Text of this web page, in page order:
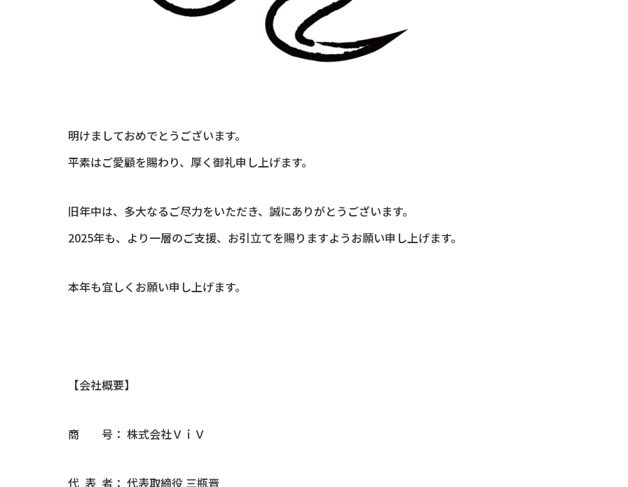
明けましておめでとうございます。
平素はご愛顧を賜わり、厚く御礼申し上げます。
旧年中は、多大なるご尽力をいただき、誠にありがとうございます。
2025年も、より一層のご支援、お引立てを賜りますようお願い申し上げます。
本年も宜しくお願い申し上げます。
【会社概要】
商 号： 株式会社ＶｉＶ
代 表 者： 代表取締役 三瓶晋